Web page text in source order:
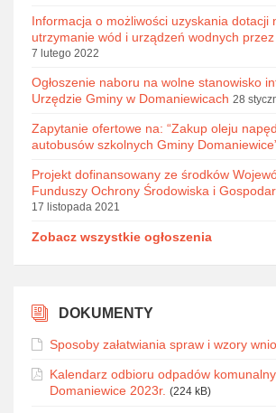
Informacja o możliwości uzyskania dotacji
utrzymanie wód i urządzeń wodnych przez
7 lutego 2022
Ogłoszenie naboru na wolne stanowisko
Urzędzie Gminy w Domaniewicach 28
Zapytanie ofertowe na: “Zakup oleju
autobusów szkolnych Gminy
Projekt dofinansowany ze środków
Funduszy Ochrony Środowiska i
17 listopada 2021
Zobacz wszystkie ogłoszenia
DOKUMENTY
Sposoby załatwiania spraw i wzory
Kalendarz odbioru odpadów
Domaniewice 2023r. (224 kB)